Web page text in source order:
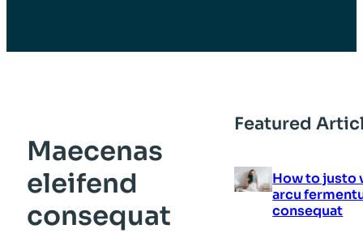
Maecenas
eleifend
consequat
Featured
How to justo
arcu
consequat